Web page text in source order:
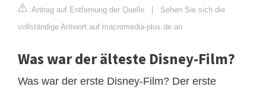
Antrag auf Entfernung der Quelle | Sehen Sie sich die
vollständige Antwort auf macromedia-plus.de an
Was war der älteste Disney-Film?
Was war der erste Disney-Film? Der erste